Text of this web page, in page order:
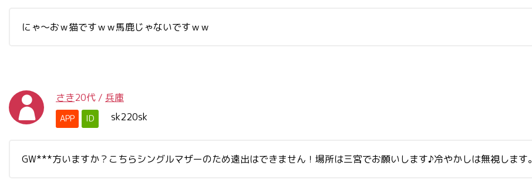
にゃ～おｗ猫ですｗｗ馬鹿じゃないですｗｗ
さき20代 / 兵庫
APP ID sk220sk
GW***方いますか？こちらシングルマザーのため遠出はできません！場所は三宮でお願いします♪冷やかしは無視します。